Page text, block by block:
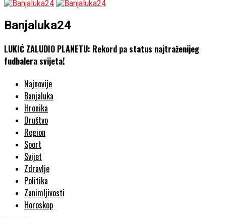
Banjaluka24
LUKIĆ ZALUDIO PLANETU: Rekord pa status najtraženijeg
fudbalera svijeta!
Najnovije
Banjaluka
Hronika
Društvo
Region
Sport
Svijet
Zdravlje
Politika
Zanimljivosti
Horoskop